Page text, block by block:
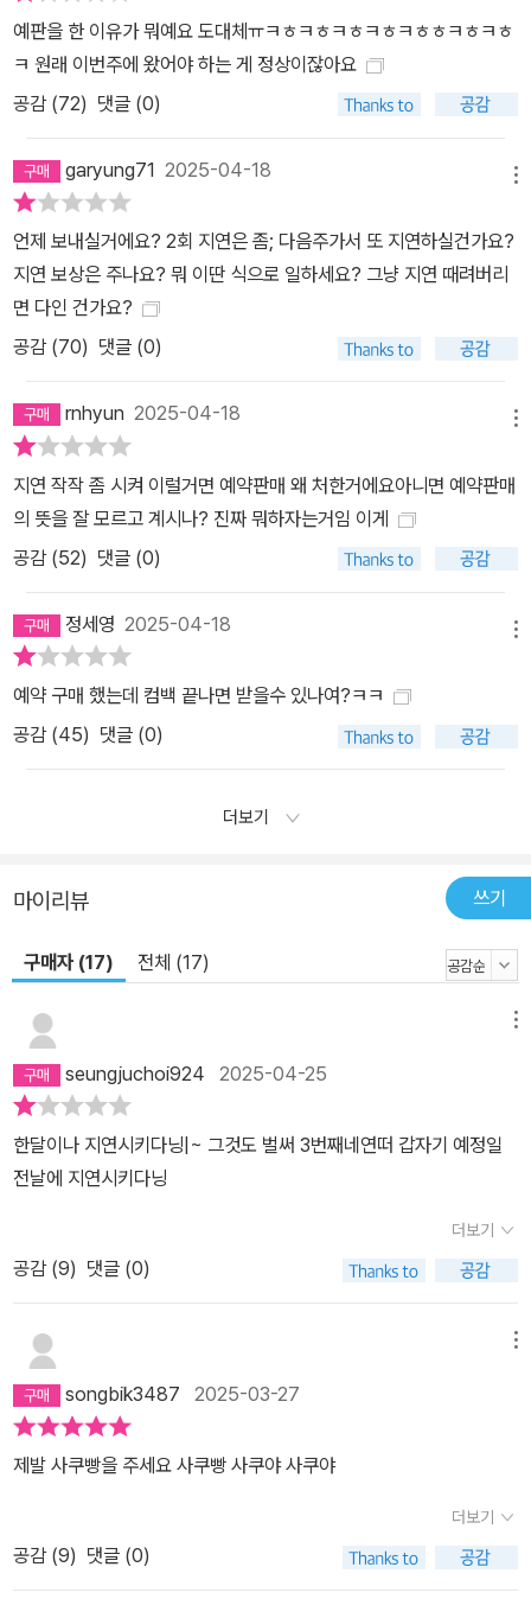
예판을 한 이유가 뭐예요 도대체ㅠㅋㅎㅋㅎㅋㅎㅋㅎㅋㅎㅎㅋㅎㅋㅎ
ㅋ 원래 이번주에 왔어야 하는 게 정상이잖아요
공감 (72) 댓글 (0)
garyung71 2025-04-18
언제 보내실거에요? 2회 지연은 좀; 다음주가서 또 지연하실건가요?
지연 보상은 주나요? 뭐 이딴 식으로 일하세요? 그냥 지연 때려버리
면 다인 건가요?
공감 (70) 댓글 (0)
rnhyun 2025-04-18
지연 작작 좀 시켜 이럴거면 예약판매 왜 처한거에요아니면 예약판매
의 뜻을 잘 모르고 계시나? 진짜 뭐하자는거임 이게
공감 (52) 댓글 (0)
정세영 2025-04-18
예약 구매 했는데 컴백 끝나면 받을수 있나여?ㅋㅋ
공감 (45) 댓글 (0)
더보기
마이리뷰 쓰기
구매자 (17) 전체 (17)
seungjuchoi924 2025-04-25
한달이나 지연시키다닝|~ 그것도 벌써 3번째네연떠 갑자기 예정일
전날에 지연시키다닝
더보기
공감 (9) 댓글 (0)
songbik3487 2025-03-27
제발 사쿠빵을 주세요 사쿠빵 사쿠야 사쿠야
더보기
공감 (9) 댓글 (0)